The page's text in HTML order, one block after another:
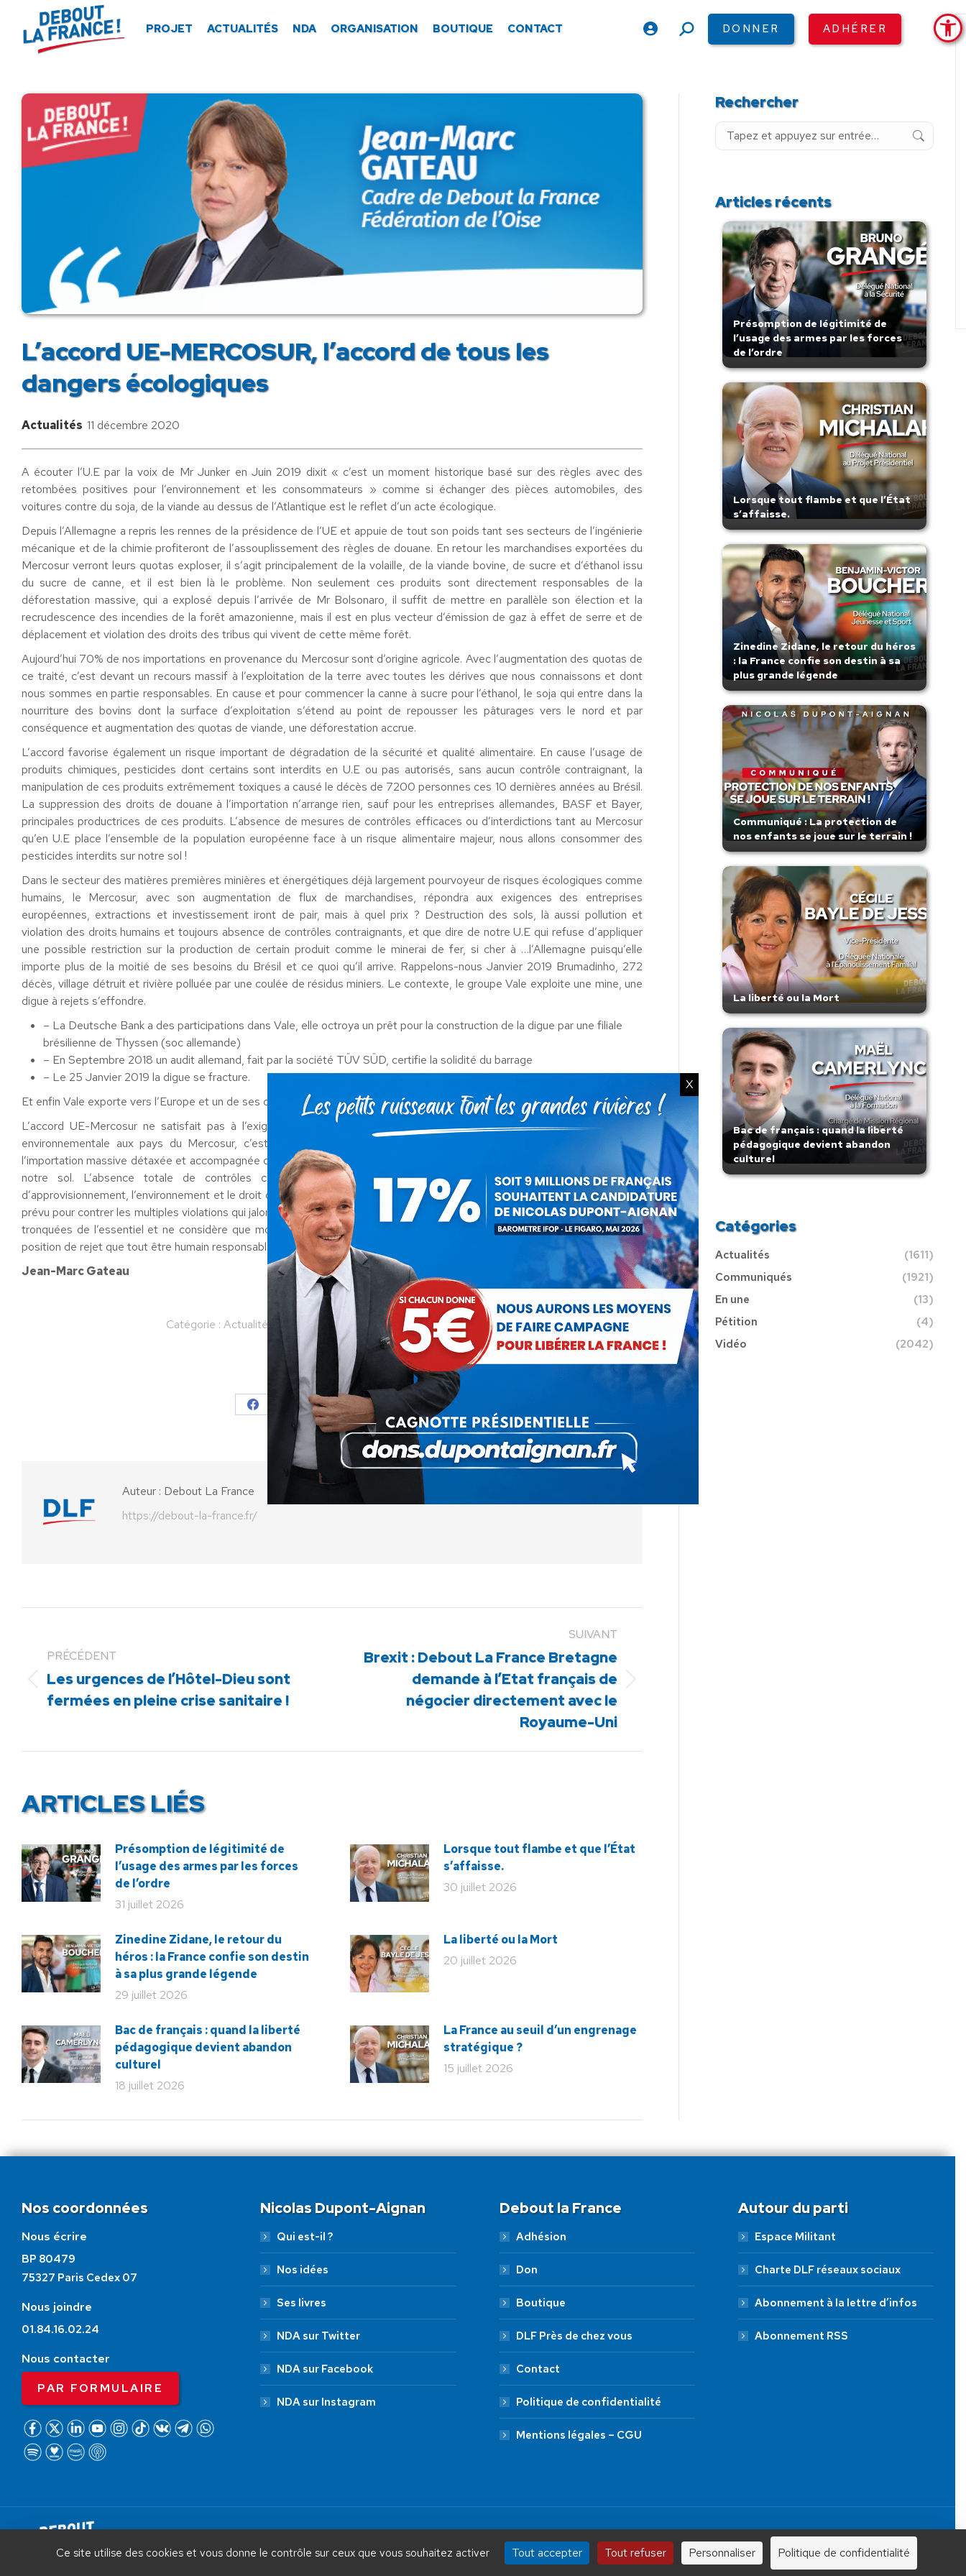
PROJET ACTUALITÉS NDA ORGANISATION BOUTIQUE CONTACT
RechercheDONNER ADHÉRER
L’accord UE-MERCOSUR, l’accord de tous les
dangers écologiques
Actualités 11 décembre 2020
A écouter l’U.E par la voix de Mr Junker en Juin 2019 dixit « c’est un moment historique basé sur des règles avec des
retombées positives pour l’environnement et les consommateurs » comme si échanger des pièces automobiles, des
voitures contre du soja, de la viande au dessus de l’Atlantique est le reflet d’un acte écologique.
Depuis l’Allemagne a repris les rennes de la présidence de l’UE et appuie de tout son poids tant ses secteurs de l’ingénierie
mécanique et de la chimie profiteront de l’assouplissement des règles de douane. En retour les marchandises exportées du
Mercosur verront leurs quotas exploser, il s’agit principalement de la volaille, de la viande bovine, de sucre et d’éthanol issu
du sucre de canne, et il est bien là le problème. Non seulement ces produits sont directement responsables de la
déforestation massive, qui a explosé depuis l’arrivée de Mr Bolsonaro, il suffit de mettre en parallèle son élection et la
recrudescence des incendies de la forêt amazonienne, mais il est en plus vecteur d’émission de gaz à effet de serre et de
déplacement et violation des droits des tribus qui vivent de cette même forêt.
Aujourd’hui 70% de nos importations en provenance du Mercosur sont d’origine agricole. Avec l’augmentation des quotas de
ce traité, c’est devant un recours massif à l’exploitation de la terre avec toutes les dérives que nous connaissons et dont
nous sommes en partie responsables. En cause et pour commencer la canne à sucre pour l’éthanol, le soja qui entre dans la
nourriture des bovins dont la surface d’exploitation s’étend au point de repousser les pâturages vers le nord et par
conséquence et augmentation des quotas de viande, une déforestation accrue.
L’accord favorise également un risque important de dégradation de la sécurité et qualité alimentaire. En cause l’usage de
produits chimiques, pesticides dont certains sont interdits en U.E ou pas autorisés, sans aucun contrôle contraignant, la
manipulation de ces produits extrêmement toxiques a causé le décès de 7200 personnes ces 10 dernières années au Brésil.
La suppression des droits de douane à l’importation n’arrange rien, sauf pour les entreprises allemandes, BASF et Bayer,
principales productrices de ces produits. L’absence de mesures de contrôles efficaces ou d’interdictions tant au Mercosur
qu’en U.E place l’ensemble de la population européenne face à un risque alimentaire majeur, nous allons consommer des
pesticides interdits sur notre sol !
Dans le secteur des matières premières minières et énergétiques déjà largement pourvoyeur de risques écologiques comme
humains, le Mercosur, avec son augmentation de flux de marchandises, répondra aux exigences des entreprises
européennes, extractions et investissement iront de pair, mais à quel prix ? Destruction des sols, là aussi pollution et
violation des droits humains et toujours absence de contrôles contraignants, et que dire de notre U.E qui refuse d’appliquer
une possible restriction sur la production de certain produit comme le minerai de fer, si cher à …l’Allemagne puisqu’elle
importe plus de la moitié de ses besoins du Brésil et ce quoi qu’il arrive. Rappelons-nous Janvier 2019 Brumadinho, 272
décès, village détruit et rivière polluée par une coulée de résidus miniers. Le contexte, le groupe Vale exploite une mine, une
digue à rejets s’effondre.
– La Deutsche Bank a des participations dans Vale, elle octroya un prêt pour la construction de la digue par une filiale
brésilienne de Thyssen (soc allemande)
– En Septembre 2018 un audit allemand, fait par la société TÜV SÜD, certifie la solidité du barrage
– Le 25 Janvier 2019 la digue se fracture.
Et enfin Vale exporte vers l’Europe et un de ses clients se nomme ThyssenKrupp.
L’accord UE-Mercosur ne satisfait pas à l’exigence des règles de commerce moderne. Outre la tragédie humaine et
environnementale aux pays du Mercosur, c’est aussi fragiliser voire détruire notre mode agricole, déjà malmené, par
l’importation massive détaxée et accompagnée d’un grave danger alimentaire par l’usage de produits chimiques interdits sur
notre sol. L’absence totale de contrôles contraignants avec sanctions garantissant la production, les chaines
d’approvisionnement, l’environnement et le droit du sol aux tribus autochtones repousse toute signature d’accord. Rien n’est
prévu pour contrer les multiples violations qui jalonnent ce projet et qui plus est l’UE ne diffuse que des brides d’informations
tronquées de l’essentiel et ne considère que modérément son impact sur un développement durable ce qui renforce une
position de rejet que tout être humain responsable se doit de prendre.
Jean-Marc Gateau
Catégorie : Actualités Par Debout La France 11 décembre 2020
Partager cet article
Partager
Facebook
Partager
sur
X
Partager
sur
Pinterest
Partager
sur
LinkedIn
Partager
sur
WhatsApp
Auteur : Debout La France
https://debout-la-france.fr/
PRÉCÉDENT
Article
précédent
Les urgences de l’Hôtel-Dieu sont
fermées en pleine crise sanitaire !
SUIVANT
Brexit : Debout La France Bretagne
demande à l’Etat français de
négocier directement avec le
Royaume-Uni
ARTICLES LIÉS
Présomption de légitimité de
l’usage des armes par les forces
de l’ordre
31 juillet 2026
Lorsque tout flambe et que l’État
s’affaisse.
30 juillet 2026
Zinedine Zidane, le retour du
héros : la France confie son destin
à sa plus grande légende
29 juillet 2026
La liberté ou la Mort
20 juillet 2026
Bac de français : quand la liberté
pédagogique devient abandon
culturel
18 juillet 2026
La France au seuil d’un engrenage
stratégique ?
15 juillet 2026
Rechercher
Recherche
Articles récents
Présomption de légitimité de
l’usage des armes par les forces
de l’ordre
Lorsque tout flambe et que l’État
s’affaisse.
Zinedine Zidane, le retour du héros
: la France confie son destin à sa
plus grande légende
Communiqué : La protection de
nos enfants se joue sur le terrain !
La liberté ou la Mort
Bac de français : quand la liberté
pédagogique devient abandon
culturel
Catégories
Actualités
(1611)
Communiqués
(1921)
En une
(13)
Pétition
(4)
Vidéo
(2042)
Nos coordonnées
Nous écrire
BP 80479
75327 Paris Cedex 07
Nous joindre
01.84.16.02.24
Nous contacter
PAR FORMULAIRE
Nicolas Dupont-Aignan
Qui est-il ?
Nos idées
Ses livres
NDA sur Twitter
NDA sur Facebook
NDA sur Instagram
Debout la France
Adhésion
Don
Boutique
DLF Près de chez vous
Contact
Politique de confidentialité
Mentions légales – CGU
Autour du parti
Espace Militant
Charte DLF réseaux sociaux
Abonnement à la lettre d’infos
Abonnement RSS
Tous droits réservés.
X
AIDEZ NOUS À
JE FAIS UN DON À DLF
ADHÉSION 20 € 50 € 100 € 250 €
Panneau de gestion des cookies
Ce site utilise des cookies et vous donne le contrôle sur ceux que vous souhaitez activer Tout accepter Tout refuser Personnaliser Politique de confidentialité